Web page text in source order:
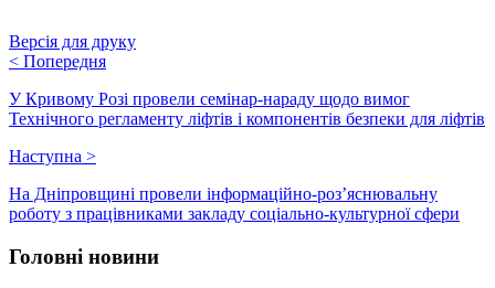
Версія для друку
< Попередня
У Кривому Розі провели семінар-нараду щодо вимог
Технічного регламенту ліфтів і компонентів безпеки для ліфтів
Наступна >
На Дніпровщині провели інформаційно-роз’яснювальну
роботу з працівниками закладу соціально-культурної сфери
Головні новини